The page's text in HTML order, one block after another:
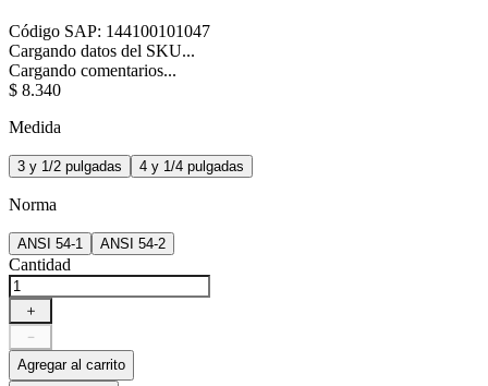
Código SAP: 144100101047
Cargando datos del SKU...
Cargando comentarios...
$ 8.340
Medida
3 y 1/2 pulgadas 4 y 1/4 pulgadas
Norma
ANSI 54-1 ANSI 54-2
Cantidad
＋
－
Agregar al carrito